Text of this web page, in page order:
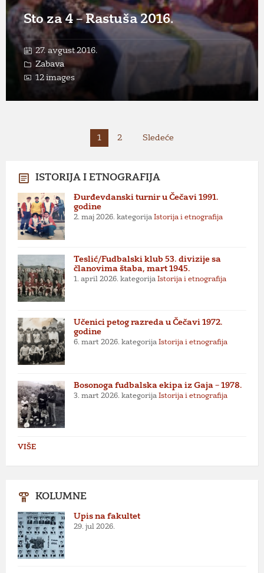
Sto za 4 – Rastuša 2016.
27. avgust 2016.
Zabava
12 images
1 2 Sledeće
ISTORIJA I ETNOGRAFIJA
Đurđevdanski turnir u Čečavi 1991.
godine
2. maj 2026. kategorija Istorija i etnografija
Teslić/Fudbalski klub 53. divizije sa
članovima štaba, mart 1945.
1. april 2026. kategorija Istorija i etnografija
Učenici petog razreda u Čečavi 1972.
godine
6. mart 2026. kategorija Istorija i etnografija
Bosonoga fudbalska ekipa iz Gaja – 1978.
3. mart 2026. kategorija Istorija i etnografija
VIŠE
KOLUMNE
Upis na fakultet
29. jul 2026.